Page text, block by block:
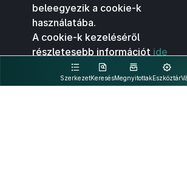
SzerkezetKeresésMegnyitottakEszköztár
beleegyezik a cookie-k
használatába.
A cookie-k kezeléséről
részletesebb információt ide
kattintva olvashat.